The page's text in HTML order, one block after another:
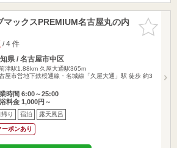
お気に入
りに追加
マックスPREMIUM名古屋丸の内
/ 4 件
県 / 名古屋市中区
前津駅1.88km 久屋大通駅365m
屋市営地下鉄桜通線・名城線「久屋大通」駅 徒歩 約3
時間 6:00～25:00
料金 1,000円～
帰り 宿泊 露天風呂
ーポンあり